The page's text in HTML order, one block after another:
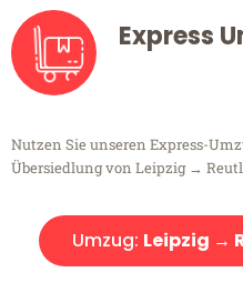
Express
Nutzen Sie unseren Express-
Übersiedlung von Leipzig →
Umzug: Leipzig →